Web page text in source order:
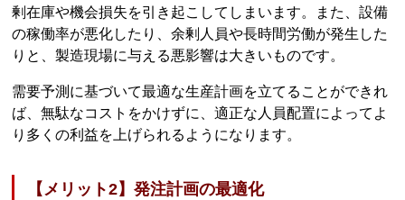
剰在庫や機会損失を引き起こしてしまいます。また、設備
の稼働率が悪化したり、余剰人員や長時間労働が発生した
りと、製造現場に与える悪影響は大きいものです。
需要予測に基づいて最適な生産計画を立てることができれ
ば、無駄なコストをかけずに、適正な人員配置によってよ
り多くの利益を上げられるようになります。
【メリット2】発注計画の最適化